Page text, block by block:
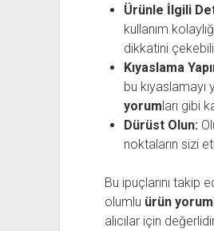
Ürünle İlgili
kullanım
dikkatini
Kıyaslama
bu
yorum ları gibi
Dürüst Olun:
noktaların sizi
Bu ipuçlarını takip
olumlu ürün yorum
alıcılar için